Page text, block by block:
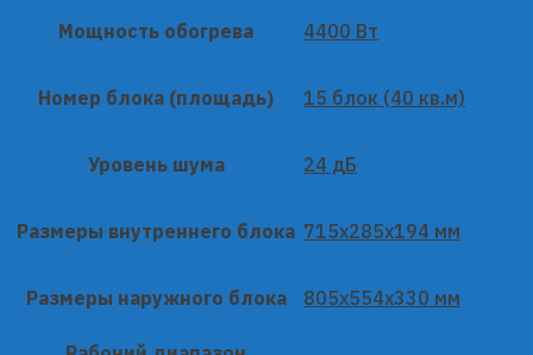
Мощность обогрева 4400 Вт
Номер блока (площадь) 15 блок (40 кв.м)
Уровень шума 24 дБ
Размеры внутреннего блока 715x285x194 мм
Размеры наружного блока 805x554x330 мм